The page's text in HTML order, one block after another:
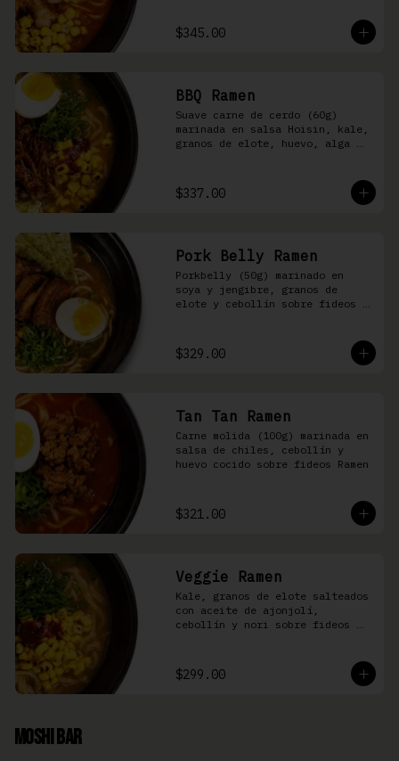
$345.00
BBQ Ramen
Suave carne de cerdo (60g)
marinada en salsa Hoisin, kale,
granos de elote, huevo, alga
cerdo
$337.00
Pork Belly Ramen
Porkbelly (50g) marinado en
soya y jengibre, granos de
elote y cebollín sobre fideos
$329.00
Tan Tan Ramen
Carne molida (100g) marinada en
salsa de chiles, cebollín y
huevo cocido sobre fideos Ramen
$321.00
Veggie Ramen
Kale, granos de elote salteados
con aceite de ajonjolí,
cebollín y nori sobre fideos
$299.00
Moshi Bar